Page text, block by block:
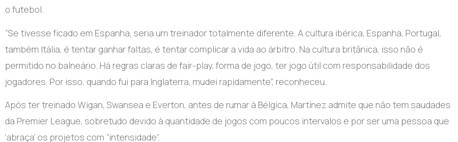
o futebol.
“Se tivesse ficado em Espanha, seria um treinador totalmente diferente. A cultura ibérica, Espanha, Portugal,
também Itália, é tentar ganhar faltas, é tentar complicar a vida ao árbitro. Na cultura britânica, isso não é
permitido no balneário. Há regras claras de fair-play, forma de jogo, ter jogo útil com responsabilidade dos
jogadores. Por isso, quando fui para Inglaterra, mudei rapidamente”, reconheceu.
Após ter treinado Wigan, Swansea e Everton, antes de rumar à Bélgica, Martínez admite que não tem saudades
da Premier League, sobretudo devido à quantidade de jogos com poucos intervalos e por ser uma pessoa que
‘abraça’ os projetos com “intensidade”.